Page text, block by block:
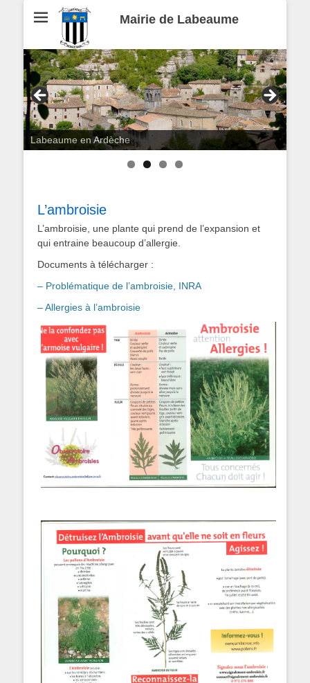
Mairie de Labeaume
Labeaume en Ardèche
L’ambroisie
L’ambroisie, une plante qui prend de l’expansion et
qui entraine beaucoup d’allergie.
Documents à télécharger :
– Problématique de l’ambroisie, INRA
– Allergies à l’ambroisie